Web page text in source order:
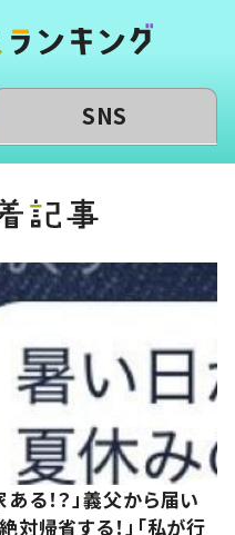
SNS
る！？」義父から届い
帰省する！」「私が行